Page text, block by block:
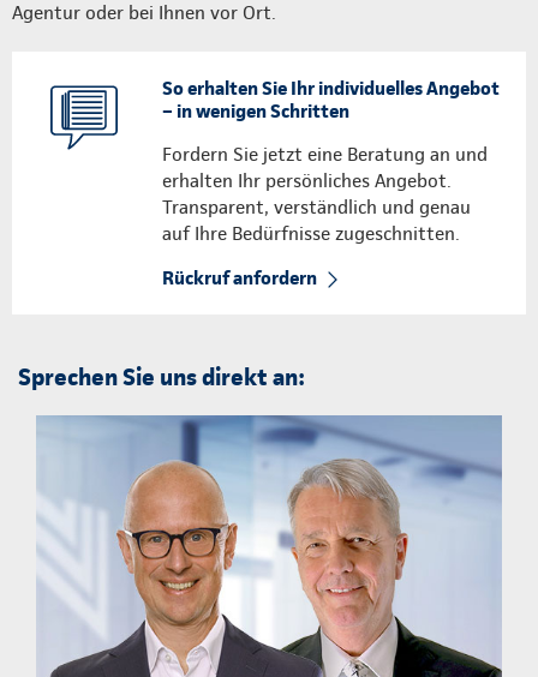
Agentur oder bei Ihnen vor Ort.
So erhalten Sie Ihr individuelles Angebot
– in wenigen Schritten
Fordern Sie jetzt eine Beratung an und
erhalten Ihr persönliches Angebot.
Transparent, verständlich und genau
auf Ihre Bedürfnisse zugeschnitten.
Rückruf anfordern
Sprechen Sie uns direkt an: